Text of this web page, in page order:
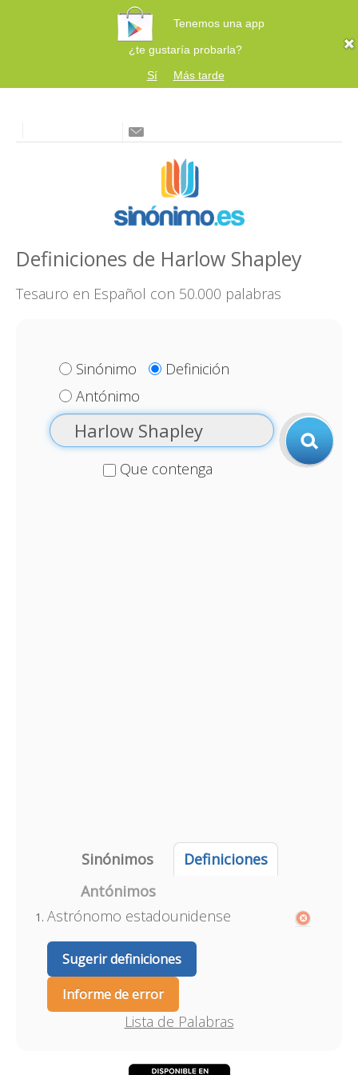
Tenemos una app
¿te gustaría probarla?
Sí
Más tarde
Definiciones de Harlow Shapley
Tesauro en Español con 50.000 palabras
Sinónimo
Definición
Antónimo
Que contenga
Sinónimos
Definiciones
Antónimos
Astrónomo estadounidense
Sugerir definiciones
Informe de error
Lista de Palabras